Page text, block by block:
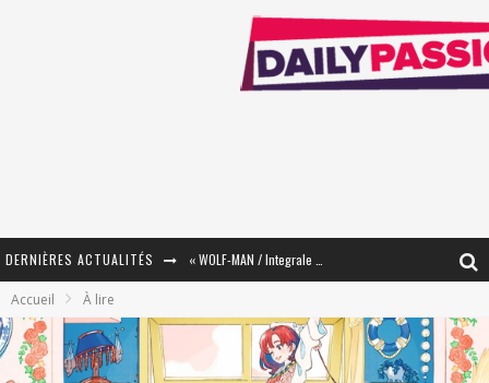
DERNIÈRES ACTUALITÉS
« Mon Village Révolté » - Combattre un Projet !
Accueil À lire